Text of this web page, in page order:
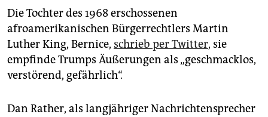
Die Tochter des 1968 erschossenen
afroamerikanischen Bürgerrechtlers Martin
Luther King, Bernice, schrieb per Twitter, sie
empfinde Trumps Äußerungen als „geschmacklos,
verstörend, gefährlich“.
Dan Rather, als langjähriger Nachrichtensprecher